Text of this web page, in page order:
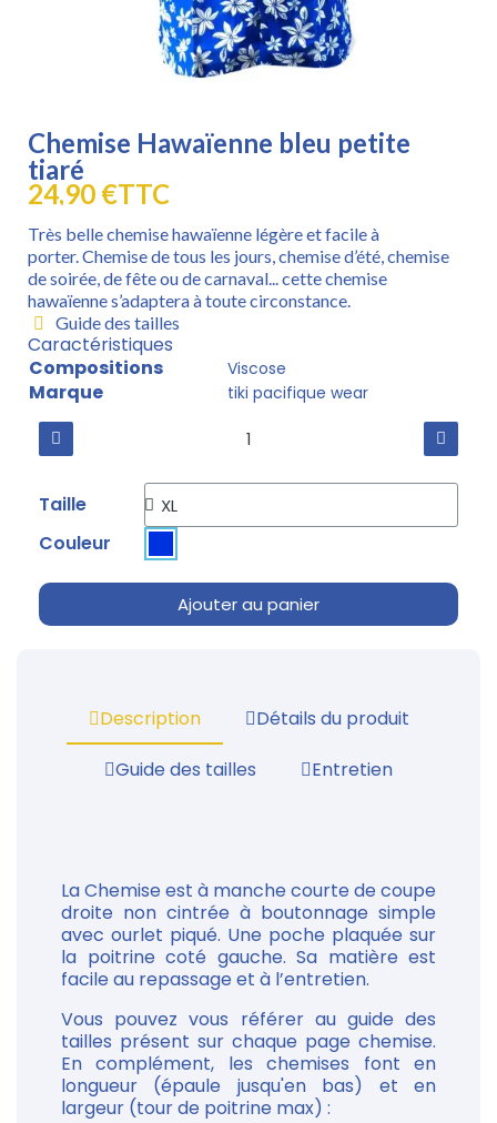
Chemise Hawaïenne bleu petite
tiaré
24,90 €TTC
Très belle chemise hawaïenne légère et facile à
porter. Chemise de tous les jours, chemise d’été, chemise
de soirée, de fête ou de carnaval... cette chemise
hawaïenne s’adaptera à toute circonstance.
Guide des tailles
Caractéristiques
Compositions
Viscose
Marque tiki pacifique wear
Taille
Couleur
Ajouter au panier
Description
Détails du produit
Guide des tailles
Entretien
La Chemise est à manche courte de coupe
droite non cintrée à boutonnage simple
avec ourlet piqué. Une poche plaquée sur
la poitrine coté gauche. Sa matière est
facile au repassage et à l’entretien.
Vous pouvez vous référer au guide des
tailles présent sur chaque page chemise.
En complément, les chemises font en
longueur (épaule jusqu'en bas) et en
largeur (tour de poitrine max) :